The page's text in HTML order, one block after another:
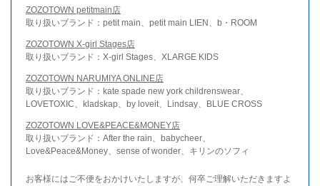
ZOZOTOWN petitmain店
取り扱いブランド：petit main、petit main LIEN、b・ROOM
ZOZOTOWN X-girl Stages店
取り扱いブランド：X-girl Stages、XLARGE KIDS
ZOZOTOWN NARUMIYA ONLINE店
取り扱いブランド：kate spade new york childrenswear、
LOVETOXIC、kladskap、by loveit、Lindsay、BLUE CROSS
ZOZOTOWN LOVE&PEACE&MONEY店
取り扱いブランド：After the rain、babycheer、
Love&Peace&Money、sense of wonder、キリンのソフィ
お客様にはご不便をおかけいたしますが、何卒ご理解いただきますよ